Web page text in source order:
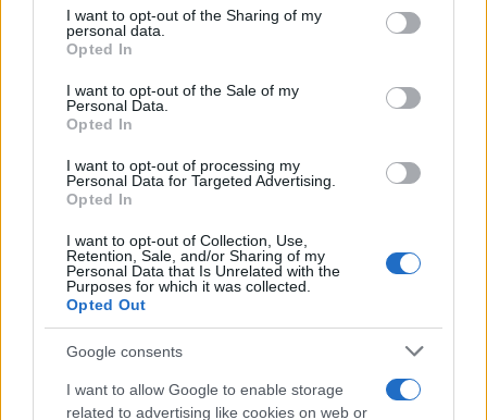
not limited to your visit or usage behaviour. You may click to
grant or deny consent to Google and its third-party tags to
use your data for below specified purposes in below Google
consent section.
I want to opt-out of the Sharing of my
personal data.
Opted In
I want to opt-out of the Sale of my
Personal Data.
Opted In
I want to opt-out of processing my
Personal Data for Targeted Advertising.
Opted In
I want to opt-out of Collection, Use,
Retention, Sale, and/or Sharing of my
Personal Data that Is Unrelated with the
Purposes for which it was collected.
Opted Out
Google consents
I want to allow Google to enable storage
related to advertising like cookies on web or
Condividi l'articolo
F
a
ce
b
o
o
k
T
w
it
te
r
n
re
h
s
A
p
p
h
re
Prossimo articolo
NOTIZIE RECENTI
Incidente sulla strada provinciale ad Arzachena,
un ferito
Sangue, musica e solidarietà con Avis Olbia al